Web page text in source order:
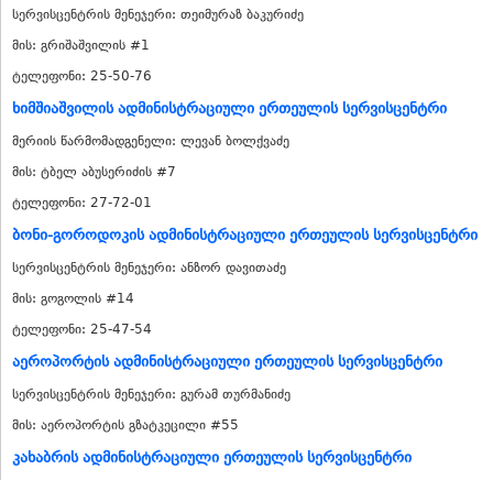
სერვისცენტრის მენეჯერი: თეიმურაზ ბაკურიძე
მის: გრიშაშვილის #1
ტელეფონი: 25-50-76
ხიმშიაშვილის ადმინისტრაციული ერთეულის სერვისცენტრი
მერიის წარმომადგენელი: ლევან ბოლქვაძე
მის: ტბელ აბუსერიძის #7
ტელეფონი: 27-72-01
ბონი-გოროდოკის ადმინისტრაციული ერთეულის სერვისცენტრი
სერვისცენტრის მენეჯერი: ანზორ დავითაძე
მის: გოგოლის #14
ტელეფონი: 25-47-54
აეროპორტის ადმინისტრაციული ერთეულის სერვისცენტრი
სერვისცენტრის მენეჯერი: გურამ თურმანიძე
მის: აეროპორტის გზატკეცილი #55
კახაბრის ადმინისტრაციული ერთეულის სერვისცენტრი